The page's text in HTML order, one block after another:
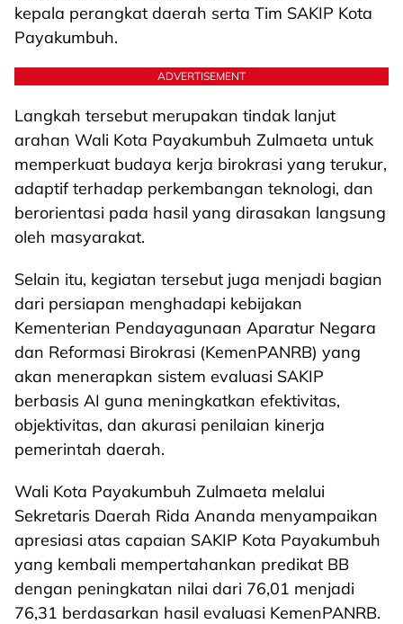
kepala perangkat daerah serta Tim SAKIP Kota
Payakumbuh.
ADVERTISEMENT
Langkah tersebut merupakan tindak lanjut
arahan Wali Kota Payakumbuh Zulmaeta untuk
memperkuat budaya kerja birokrasi yang terukur,
adaptif terhadap perkembangan teknologi, dan
berorientasi pada hasil yang dirasakan langsung
oleh masyarakat.
Selain itu, kegiatan tersebut juga menjadi bagian
dari persiapan menghadapi kebijakan
Kementerian Pendayagunaan Aparatur Negara
dan Reformasi Birokrasi (KemenPANRB) yang
akan menerapkan sistem evaluasi SAKIP
berbasis AI guna meningkatkan efektivitas,
objektivitas, dan akurasi penilaian kinerja
pemerintah daerah.
Wali Kota Payakumbuh Zulmaeta melalui
Sekretaris Daerah Rida Ananda menyampaikan
apresiasi atas capaian SAKIP Kota Payakumbuh
yang kembali mempertahankan predikat BB
dengan peningkatan nilai dari 76,01 menjadi
76,31 berdasarkan hasil evaluasi KemenPANRB.